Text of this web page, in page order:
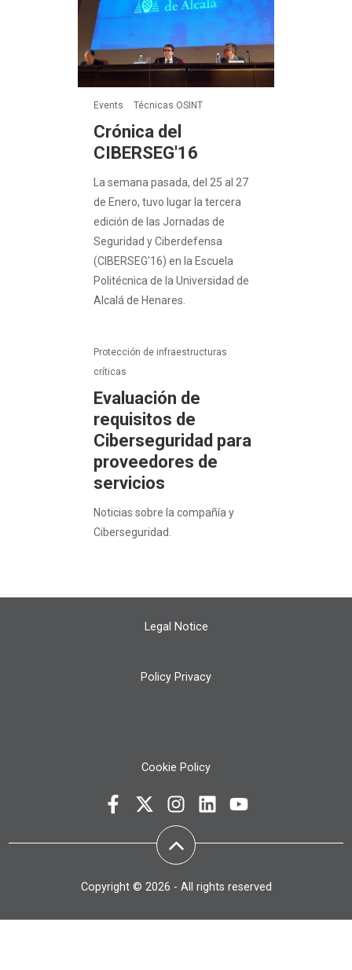
Events Técnicas OSINT
Crónica del
CIBERSEG'16
La semana pasada, del 25 al 27
de Enero, tuvo lugar la tercera
edición de las Jornadas de
Seguridad y Ciberdefensa
(CIBERSEG'16) en la Escuela
Politécnica de la Universidad de
Alcalá de Henares.
Protección de infraestructuras
críticas
Evaluación de
requisitos de
Ciberseguridad para
proveedores de
servicios
Noticias sobre la compañía y
Ciberseguridad.
Legal Notice
Policy Privacy
Cookie Policy
Copyright © 2026 - All rights reserved